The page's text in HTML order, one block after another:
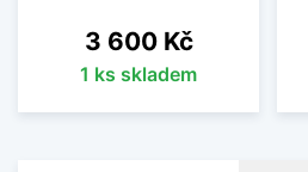
Cena
3 600 Kč
1 ks skladem